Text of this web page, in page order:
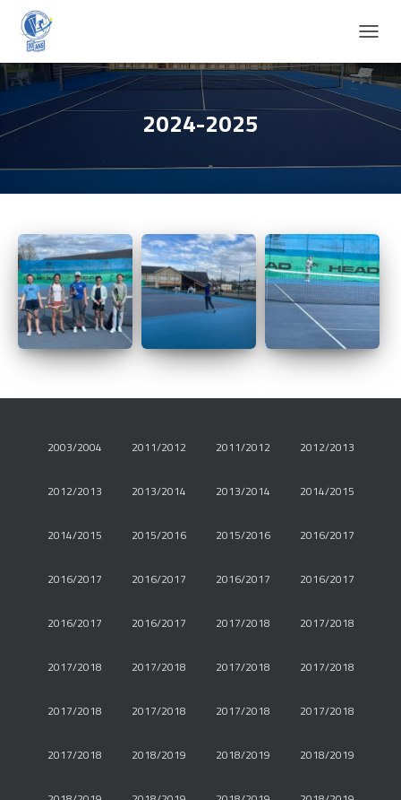
É
P
I
L
N
V
I
G
A
T
O
N
2024-2025
2003/2004 2011/2012 2011/2012 2012/2013
2012/2013 2013/2014 2013/2014 2014/2015
2014/2015 2015/2016 2015/2016 2016/2017
2016/2017 2016/2017 2016/2017 2016/2017
2016/2017 2016/2017 2017/2018 2017/2018
2017/2018 2017/2018 2017/2018 2017/2018
2017/2018 2017/2018 2017/2018 2017/2018
2017/2018 2018/2019 2018/2019 2018/2019